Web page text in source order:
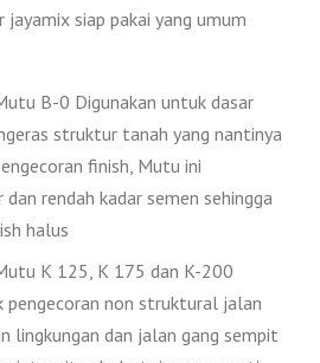
siap pakai yang umum
B-0 Digunakan untuk dasar
struktur tanah yang nantinya
finish, Mutu ini
rendah kadar semen sehingga
halus
K 125, K 175 dan K-200
pengecoran non struktural jalan
lingkungan dan jalan gang sempit